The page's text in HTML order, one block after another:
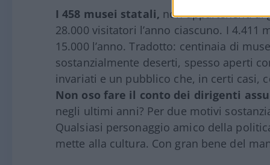
I 458 musei statali, non appartenenti ai
28.000 visitatori l’anno ciascuno. I
15.000 l’anno. Tradotto: centinaia di
sostanzialmente deserti, spesso aperti
invariati e un pubblico che, in certi casi,
Non oso fare il conto dei dirigenti
negli ultimi anni? Per due motivi
Qualsiasi personaggio amico della
mette alla cultura. Con gran bene del